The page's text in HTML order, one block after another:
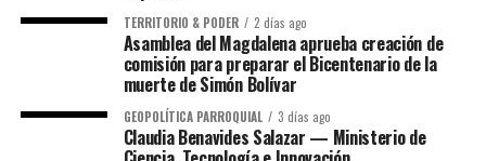
TERRITORIO & PODER 2 días ago
Asamblea del Magdalena aprueba creación de
comisión para preparar el Bicentenario de la
muerte de Simón Bolívar
GEOPOLÍTICA PARROQUIAL 3 días ago
Claudia Benavides Salazar — Ministerio de